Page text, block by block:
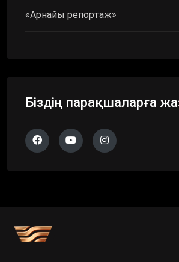
«Арнайы репортаж»
Біздің парақшаларға